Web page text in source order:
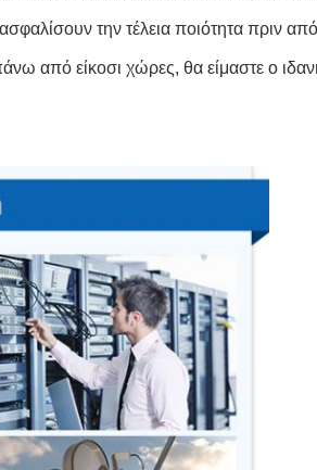
την τέλεια ποιότητα πριν
από είκοσι χώρες, θα είμαστε ο